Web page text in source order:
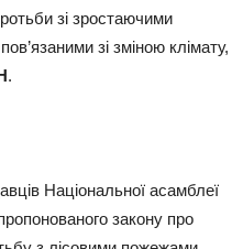
зі зростаючими
зі зміною клімату,
.
Національної асамблеї
закону про